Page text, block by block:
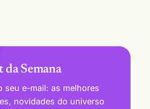
da Semana
seu e-mail: as melhores
novidades do universo